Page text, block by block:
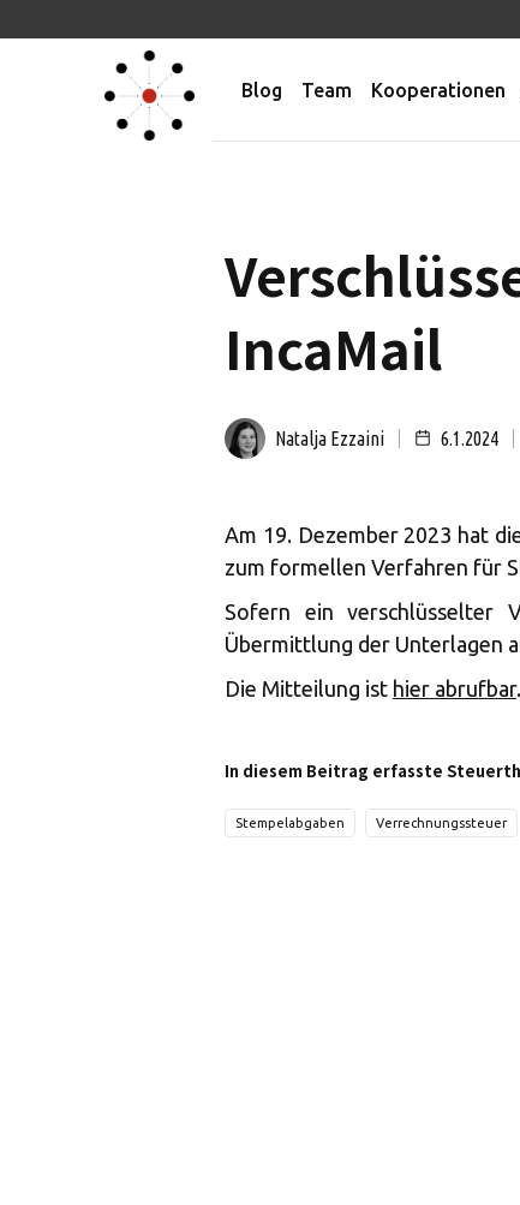
Blog Team Kooperationen
IncaMail
Natalja Ezzaini 6.1.2024
Am 19. Dezember 2023 hat
zum formellen Verfahren für
Sofern ein verschlüsselter
Übermittlung der Unterlagen
Die Mitteilung ist hier abrufbar.
In diesem Beitrag erfasste
Stempelabgaben Verrechnungssteuer